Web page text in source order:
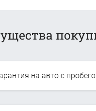
на авто с